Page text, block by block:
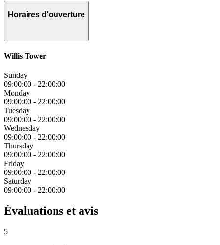
Horaires d'ouverture
Willis Tower
Sunday
09:00:00 - 22:00:00
Monday
09:00:00 - 22:00:00
Tuesday
09:00:00 - 22:00:00
Wednesday
09:00:00 - 22:00:00
Thursday
09:00:00 - 22:00:00
Friday
09:00:00 - 22:00:00
Saturday
09:00:00 - 22:00:00
Évaluations et avis
5